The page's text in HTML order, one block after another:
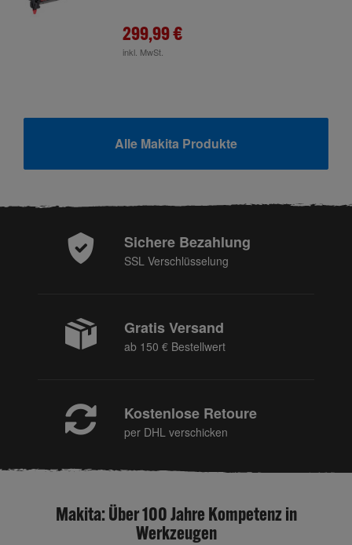
299,99 €
inkl. MwSt.
Alle Makita Produkte
Sichere Bezahlung
SSL Verschlüsselung
Gratis Versand
ab 150 € Bestellwert
Kostenlose Retoure
per DHL verschicken
Makita: Über 100 Jahre Kompetenz in
Werkzeugen